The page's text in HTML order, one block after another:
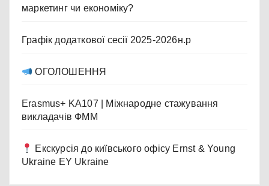
маркетинг чи економіку?
Графік додаткової сесії 2025-2026н.р
ОГОЛОШЕННЯ
Erasmus+ KA107 | Міжнародне стажування
викладачів ФММ
Екскурсія до київського офісу Ernst & Young
Ukraine EY Ukraine